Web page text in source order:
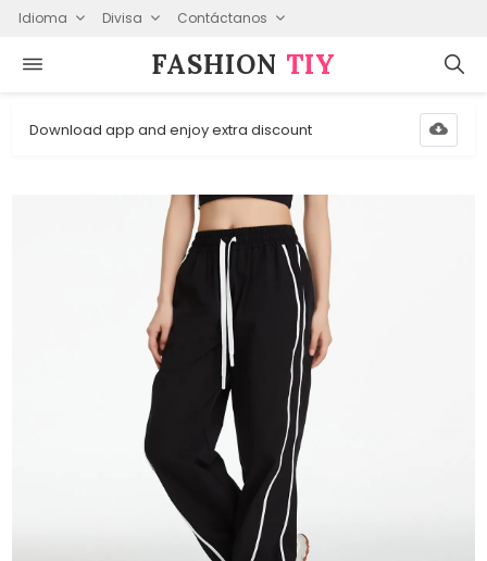
Idioma Divisa Contáctanos
FASHION⁠ TIY
Download app and enjoy extra discount